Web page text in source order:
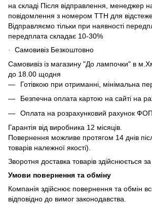
на складі Після відправлення, менеджер
повідомлення з номером ТТН для
Відправляємо тільки при наявності
передплата складає 10-30%
·
Самовивіз Безкоштовно
Самовивіз із магазину "До лампочки" в
до 18.00 щодня
Готівкою при отриманні, мінімальна
Безпечна оплата картою на сайті на
Оплата на розрахунковий рахунок ФОП
Гарантія від виробника 12 місяців.
Повернення можливе протягом 14 днів
товарів належної якості).
Зворотня доставка товарів здійснюється
Умови повернення та обміну
Компанія здійснює повернення та обмін
відповідно до вимог законодавства.